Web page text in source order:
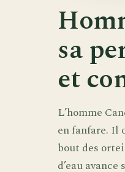
sa
et
L’homme
en fanfare. Il
bout des
d’eau avance